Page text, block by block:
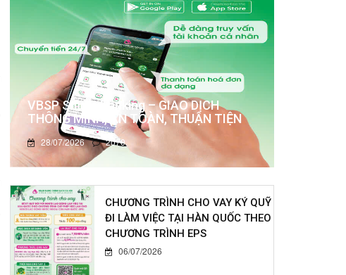
VBSP Smart Banking – GIAO DỊCH
THÔNG MINH, AN TOÀN, THUẬN TIỆN
28/07/2026 2070
CHƯƠNG TRÌNH CHO VAY KÝ QUỸ
ĐI LÀM VIỆC TẠI HÀN QUỐC THEO
CHƯƠNG TRÌNH EPS
06/07/2026